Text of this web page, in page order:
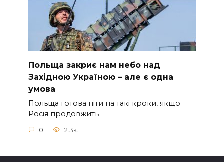
Польща закриє нам небо над
Західною Україною – але є одна
умова
Польща готова піти на такі кроки, якщо
Росія продовжить
0 2.3к.